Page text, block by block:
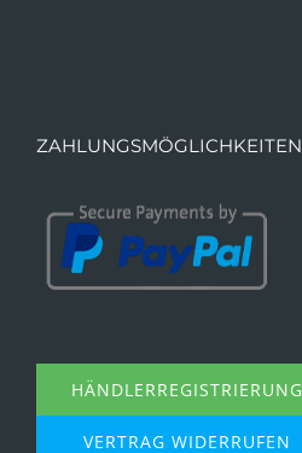
ZAHLUNGSMÖGLICHKEITEN
HÄNDLERREGISTRIERUNG
VERTRAG WIDERRUFEN